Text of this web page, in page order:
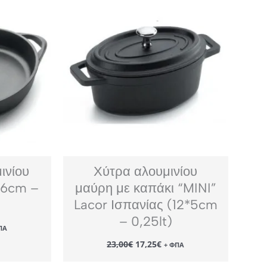
–
Χύτρα αλουμινίου
μαύρη με καπάκι “MINI”
Lacor Ισπανίας (12*5cm
– 0,25lt)
23,00€ Original
price
17,25€Η
τρέχουσα
+ ΦΠΑ